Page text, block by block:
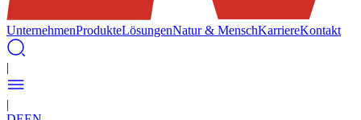
UnternehmenProdukteLösungenNatur & MenschKarriereKontakt
|
|